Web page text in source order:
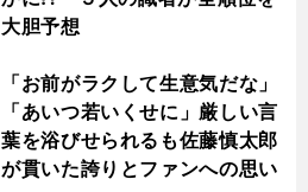
大胆予想
「お前がラクして生意気だな」
「あいつ若いくせに」厳しい言
葉を浴びせられるも佐藤慎太郎
が貫いた誇りとファンへの思い